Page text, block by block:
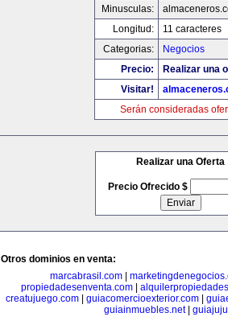
Minusculas:
Longitud:
11 caracteres
Categorias:
Negocios
Precio:
Realizar una
Visitar!
Serán consideradas
Realizar una Oferta
Precio Ofrecido $
Otros dominios en venta:
marcabrasil.com
propiedadesenventa.com
creatujuego.com| guiacomercioexterior.com|
guiainmuebles.net|